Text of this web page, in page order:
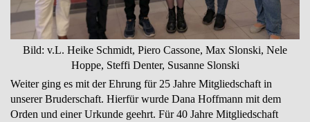
Bild: v.L. Heike Schmidt, Piero Cassone, Max Slonski, Nele
Hoppe, Steffi Denter, Susanne Slonski
Weiter ging es mit der Ehrung für 25 Jahre Mitgliedschaft in
unserer Bruderschaft. Hierfür wurde Dana Hoffmann mit dem
Orden und einer Urkunde geehrt. Für 40 Jahre Mitgliedschaft